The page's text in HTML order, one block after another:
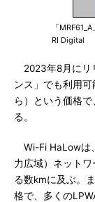
「
RI Digital
2023年8月にリ
ンス」でも利用
ら）という価格
る。
Wi-Fi HaLowは
力広域）ネット
る数kmに及ぶ。
格で、多くの